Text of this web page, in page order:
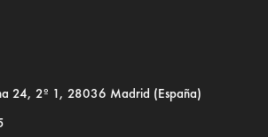
24, 2º 1, 28036 Madrid (España)